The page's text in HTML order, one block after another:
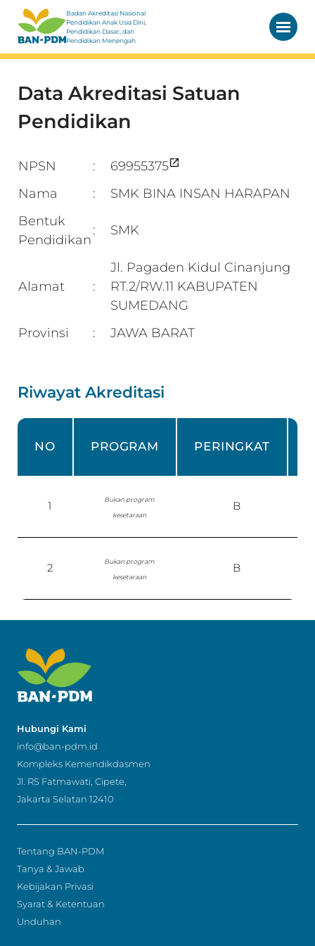
Badan Akreditasi Nasional
Pendidikan Anak Usia Dini,
Pendidikan Dasar, dan
Pendidikan Menengah
Data Akreditasi Satuan
Pendidikan
NPSN :
69955375
Nama
:
SMK BINA INSAN HARAPAN
Bentuk
Pendidikan
: SMK
Alamat :
Jl. Pagaden Kidul Cinanjung
RT.2/RW.11 KABUPATEN
SUMEDANG
Provinsi
: JAWA BARAT
Riwayat Akreditasi
NO PROGRAM PERINGKAT
1
Bukan program
kesetaraan
B
2
Bukan program
kesetaraan
B
Hubungi Kami
info@ban-pdm.id
Kompleks Kemendikdasmen
Jl. RS Fatmawati, Cipete,
Jakarta Selatan 12410
Tentang BAN-PDM
Tanya & Jawab
Kebijakan Privasi
Syarat & Ketentuan
Unduhan